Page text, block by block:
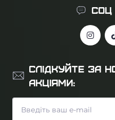
СОЦ
СЛІДКУЙТЕ ЗА
АКЦІЯМИ: